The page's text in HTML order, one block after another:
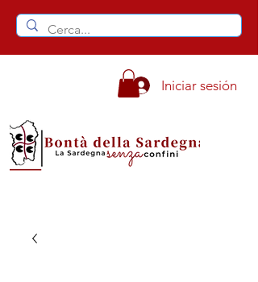
Iniciar sesión